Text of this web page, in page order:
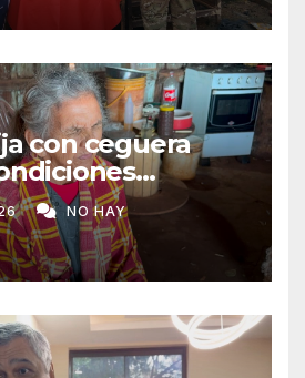
con ceguera
impulsan
para
NO HAY